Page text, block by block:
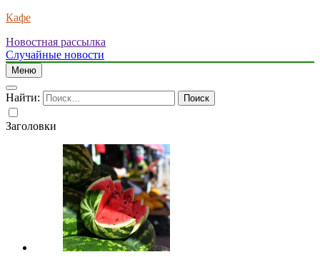
Кафе
Новостная рассылка
Случайные новости
Меню
Найти:
Заголовки